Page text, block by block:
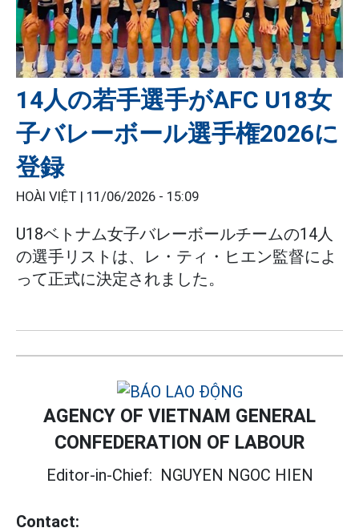
14人の若手選手がAFC U18女
子バレーボール選手権2026に
登録
HOÀI VIỆT | 11/06/2026 - 15:09
U18ベトナム女子バレーボールチームの14人
の選手リストは、レ・ティ・ヒエン監督によ
って正式に決定されました。
AGENCY OF VIETNAM GENERAL
CONFEDERATION OF LABOUR
Editor-in-Chief: NGUYEN NGOC HIEN
Contact: